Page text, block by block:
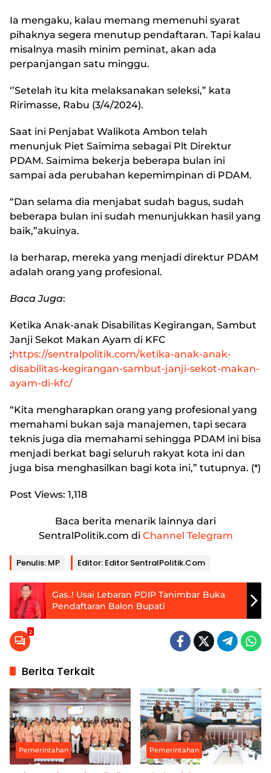
Ia mengaku, kalau memang memenuhi syarat
pihaknya segera menutup pendaftaran. Tapi kalau
misalnya masih minim peminat, akan ada
perpanjangan satu minggu.
‘’Setelah itu kita melaksanakan seleksi,” kata
Ririmasse, Rabu (3/4/2024).
Saat ini Penjabat Walikota Ambon telah
menunjuk Piet Saimima sebagai Plt Direktur
PDAM. Saimima bekerja beberapa bulan ini
sampai ada perubahan kepemimpinan di PDAM.
“Dan selama dia menjabat sudah bagus, sudah
beberapa bulan ini sudah menunjukkan hasil yang
baik,”akuinya.
Ia berharap, mereka yang menjadi direktur PDAM
adalah orang yang profesional.
Baca Juga:
Ketika Anak-anak Disabilitas Kegirangan, Sambut
Janji Sekot Makan Ayam di KFC
;https://sentralpolitik.com/ketika-anak-anak-
disabilitas-kegirangan-sambut-janji-sekot-makan-
ayam-di-kfc/
“Kita mengharapkan orang yang profesional yang
memahami bukan saja manajemen, tapi secara
teknis juga dia memahami sehingga PDAM ini bisa
menjadi berkat bagi seluruh rakyat kota ini dan
juga bisa menghasilkan bagi kota ini,” tutupnya. (*)
Post Views: 1,118
Baca berita menarik lainnya dari
SentralPolitik.com di Channel Telegram
Penulis: MP Editor: Editor SentralPolitik.com
Gas..! Usai Lebaran PDIP Tanimbar Buka
Pendaftaran Balon Bupati
2
Berita Terkait
Pemerintahan Pemerintahan